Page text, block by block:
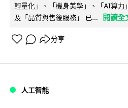
輕量化」、「機身美學」、「AI算力
及「品質與售後服務」 已...
閱讀全
分享
人工智能